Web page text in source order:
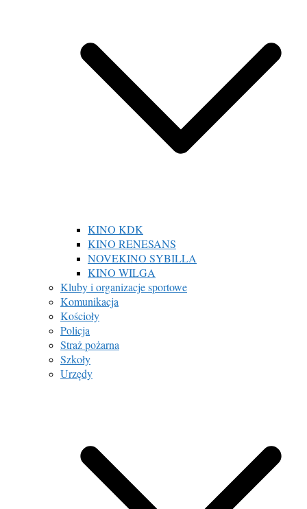
KINO KDK
KINO RENESANS
NOVEKINO SYBILLA
KINO WILGA
Kluby i organizacje sportowe
Komunikacja
Kościoły
Policja
Straż pożarna
Szkoły
Urzędy